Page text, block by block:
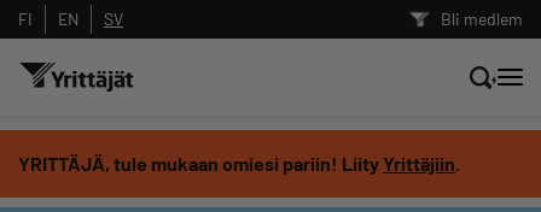
Bli medlem
FI EN SV
YRITTÄJÄ, tule mukaan omiesi pariin! LiityYrittäjiin.
Sök nyheter, innehåll och utbildningar